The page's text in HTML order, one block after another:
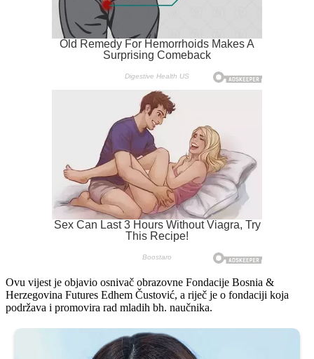
Ovu vijest je objavio osnivač obrazovne Fondacije Bosnia &
Herzegovina Futures Edhem Čustović, a riječ je o fondaciji koja
podržava i promovira rad mladih bh. naučnika.